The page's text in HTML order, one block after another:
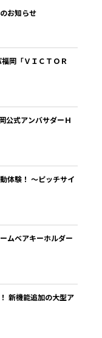
お知らせ
岡「ＶＩＣＴＯＲ
公式アンバサダーＨ
体験！ ～ピッチサイ
ムベアキーホルダー
新機能追加の大型ア